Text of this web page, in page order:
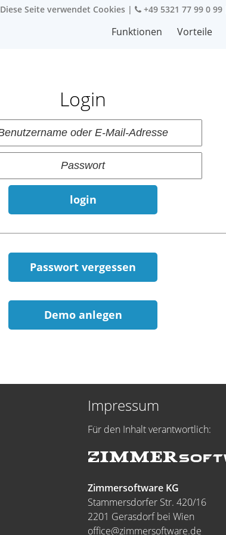
Diese Seite verwendet Cookies | +49 5321 77 99 0 99
Funktionen Vorteile
Login
login
Passwort vergessen
Demo anlegen
Impressum
Für den Inhalt verantwortlich:
Zimmersoftware KG
Stammersdorfer Str. 420/16
2201 Gerasdorf bei Wien
office@zimmersoftware.de